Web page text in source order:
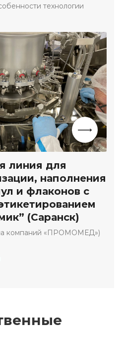
технологии
линия для
наполнения
и флаконов с
(Саранск)
компаний «ПРОМОМЕД»)